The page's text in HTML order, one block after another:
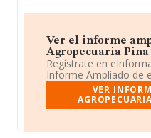
Ver el informe
Agropecuaria
Regístrate en
Informe Ampliado de
VER